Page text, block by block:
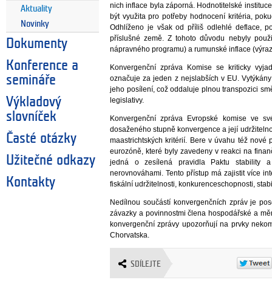
Aktuality
Novinky
Dokumenty
Konference a
semináře
Výkladový
slovníček
Časté otázky
Užitečné odkazy
Kontakty
nich inflace byla záporná. Hodnotitelské
být využita pro potřeby hodnocení kritéria,
Odhlíženo je však od příliš odlehlé deflace,
příslušné země. Z tohoto důvodu nebyly
nápravného programu) a rumunské inflace
Konvergenční zpráva Komise se kriticky
označuje za jeden z nejslabších v EU.
jeho posílení, což oddaluje plnou transpozici
legislativy.
Konvergenční zpráva Evropské komise ve
dosaženého stupně konvergence a její
maastrichtských kritérií. Bere v úvahu též
eurozóně, které byly zavedeny v reakci na
jedná o zesílená pravidla Paktu stability
nerovnováhami. Tento přístup má zajistit více
fiskální udržitelnosti, konkurenceschopnosti,
Nedílnou součástí konvergenčních zpráv je
závazky a povinnostmi člena hospodářské a
konvergenční zprávy upozorňují na prvky
Chorvatska.
SDÍLEJTE